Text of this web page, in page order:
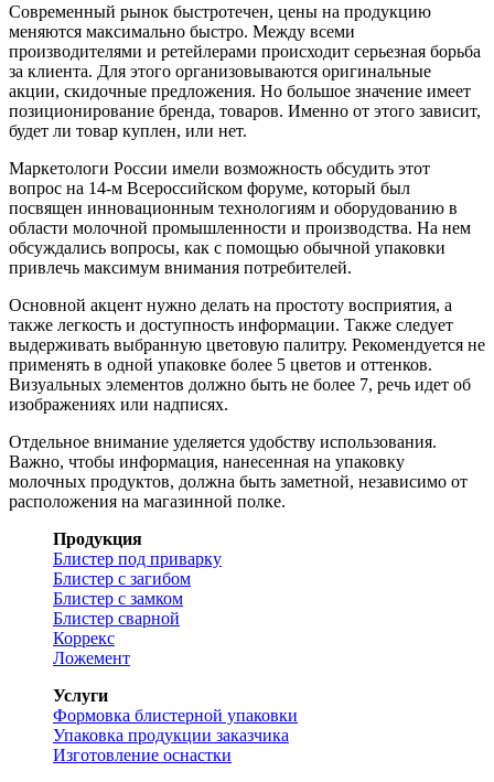
Современный рынок быстротечен, цены на продукцию
меняются максимально быстро. Между всеми
производителями и ретейлерами происходит серьезная борьба
за клиента. Для этого организовываются оригинальные
акции, скидочные предложения. Но большое значение имеет
позиционирование бренда, товаров. Именно от этого зависит,
будет ли товар куплен, или нет.
Маркетологи России имели возможность обсудить этот
вопрос на 14-м Всероссийском форуме, который был
посвящен инновационным технологиям и оборудованию в
области молочной промышленности и производства. На нем
обсуждались вопросы, как с помощью обычной упаковки
привлечь максимум внимания потребителей.
Основной акцент нужно делать на простоту восприятия, а
также легкость и доступность информации. Также следует
выдерживать выбранную цветовую палитру. Рекомендуется не
применять в одной упаковке более 5 цветов и оттенков.
Визуальных элементов должно быть не более 7, речь идет об
изображениях или надписях.
Отдельное внимание уделяется удобству использования.
Важно, чтобы информация, нанесенная на упаковку
молочных продуктов, должна быть заметной, независимо от
расположения на магазинной полке.
Продукция
Блистер под приварку
Блистер с загибом
Блистер с замком
Блистер сварной
Коррекс
Ложемент
Услуги
Формовка блистерной упаковки
Упаковка продукции заказчика
Изготовление оснастки